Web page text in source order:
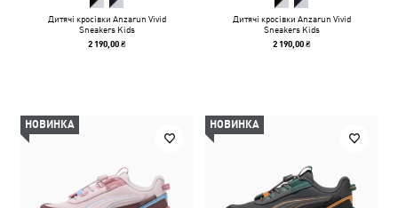
Дитячі кросівки Anzarun Vivid
Sneakers Kids
2 190,00 ₴
Дитячі кросівки Anzarun Vivid
Sneakers Kids
2 190,00 ₴
НОВИНКА НОВИНКА